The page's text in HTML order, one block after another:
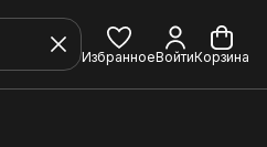
ИзбранноеВойтиКорзина